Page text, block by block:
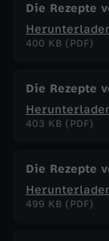
Die Rezepte
400 KB (PDF)
Die Rezepte
403 KB (PDF)
Die Rezepte
499 KB (PDF)